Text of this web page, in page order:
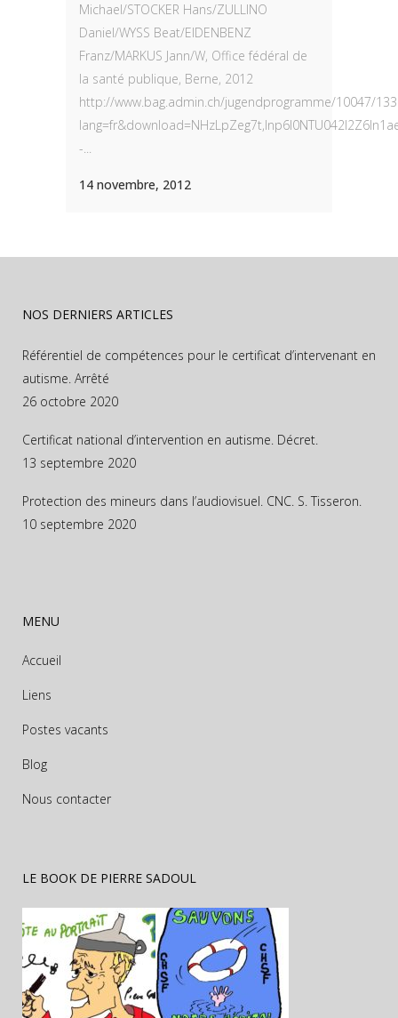
Michael/STOCKER Hans/ZULLINO
Daniel/WYSS Beat/EIDENBENZ
Franz/MARKUS Jann/W, Office fédéral de
la santé publique, Berne, 2012
http://www.bag.admin.ch/jugendprogramme/10047/
-...
14 novembre, 2012
NOS DERNIERS ARTICLES
Référentiel de compétences pour le certificat d’intervenant en
autisme. Arrêté
26 octobre 2020
Certificat national d’intervention en autisme. Décret.
13 septembre 2020
Protection des mineurs dans l’audiovisuel. CNC. S. Tisseron.
10 septembre 2020
MENU
Accueil
Liens
Postes vacants
Blog
Nous contacter
LE BOOK DE PIERRE SADOUL